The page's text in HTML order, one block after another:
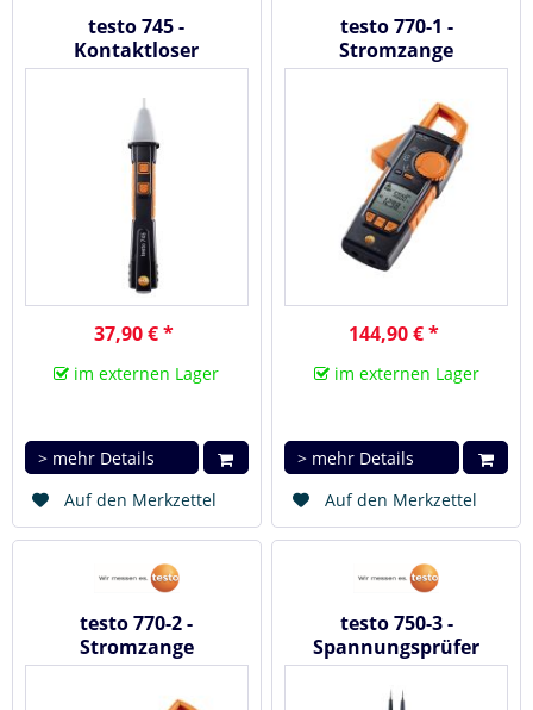
testo 745 -
Kontaktloser
Spannungsprüfer
37,90 € *
im externen Lager
> mehr Details
Auf den Merkzettel
testo 770-1 -
Stromzange
144,90 € *
im externen Lager
> mehr Details
Auf den Merkzettel
testo 770-2 -
Stromzange
testo 750-3 -
Spannungsprüfer